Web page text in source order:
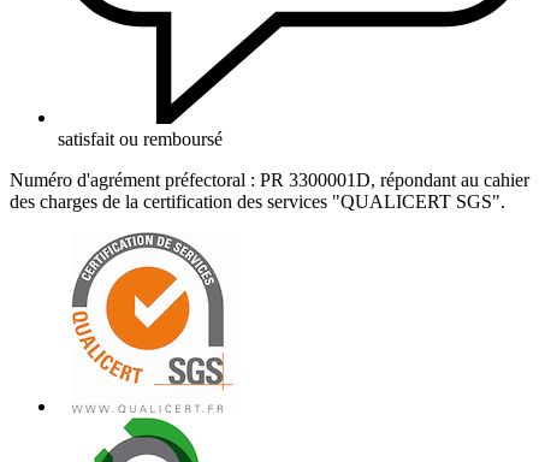
satisfait ou remboursé
Numéro d'agrément préfectoral : PR 3300001D, répondant au cahier
des charges de la certification des services "QUALICERT SGS".